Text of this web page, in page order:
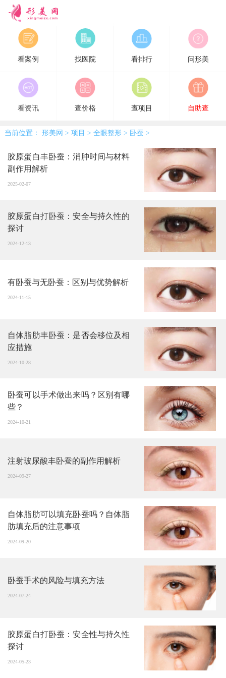
形美网
看案例 找医院 看排行 问形美
看资讯 查价格 查项目 自助查
当前位置： 形美网 > 项目 > 全眼整形> 卧蚕 >
胶原蛋白丰卧蚕：消肿时间与材料
副作用解析
2025-02-07
胶原蛋白打卧蚕：安全与持久性的
探讨
2024-12-13
有卧蚕与无卧蚕：区别与优势解析
2024-11-15
自体脂肪丰卧蚕：是否会移位及相
应措施
2024-10-28
卧蚕可以手术做出来吗？区别有哪
些？
2024-10-21
注射玻尿酸丰卧蚕的副作用解析
2024-09-27
自体脂肪可以填充卧蚕吗？自体脂
肪填充后的注意事项
2024-09-20
卧蚕手术的风险与填充方法
2024-07-24
胶原蛋白打卧蚕：安全性与持久性
探讨
2024-05-23